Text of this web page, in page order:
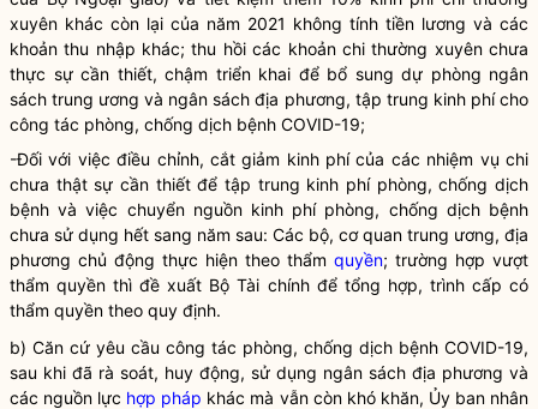
xuyên khác còn lại của năm 2021 không tính tiền lương và các
khoản thu nhập khác; thu hồi các khoản chi thường xuyên chưa
thực sự cần thiết, chậm triển khai để bổ sung dự phòng ngân
sách trung ương và ngân sách địa phương, tập trung kinh phí cho
công tác phòng, chống dịch bệnh COVID-19;
-Đối với việc điều chỉnh, cắt giảm kinh phí của các nhiệm vụ chi
chưa thật sự cần thiết để tập trung kinh phí phòng, chống dịch
bệnh và việc chuyển nguồn kinh phí phòng, chống dịch bệnh
chưa sử dụng hết sang năm sau: Các bộ, cơ quan trung ương, địa
phương chủ động thực hiện theo thẩm quyền; trường hợp vượt
thẩmquyền thì đề xuất Bộ Tài chính để tổng hợp, trình cấp có
thẩm quyền theo quy định.
b) Căn cứ yêu cầu công tác phòng, chống dịch bệnh COVID-19,
sau khi đã rà soát, huy động, sử dụng ngân sách địa phương và
các nguồn lực hợp pháp khác mà vẫn còn khó khăn, Ủy ban nhân